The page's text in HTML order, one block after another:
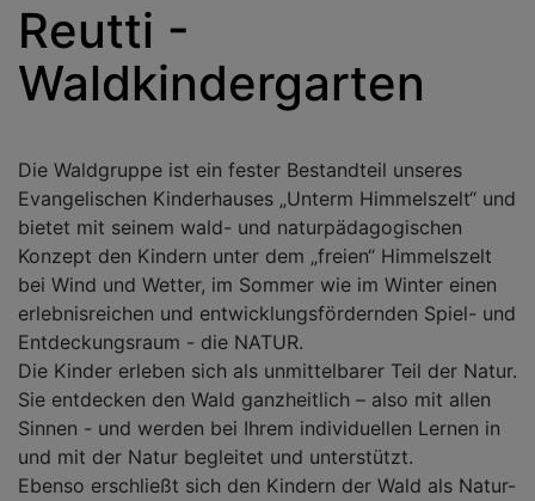
Reutti -
Waldkindergarten
Die Waldgruppe ist ein fester Bestandteil unseres
Evangelischen Kinderhauses „Unterm Himmelszelt“ und
bietet mit seinem wald- und naturpädagogischen
Konzept den Kindern unter dem „freien“ Himmelszelt
bei Wind und Wetter, im Sommer wie im Winter einen
erlebnisreichen und entwicklungsfördernden Spiel- und
Entdeckungsraum - die NATUR.
Die Kinder erleben sich als unmittelbarer Teil der Natur.
Sie entdecken den Wald ganzheitlich – also mit allen
Sinnen - und werden bei Ihrem individuellen Lernen in
und mit der Natur begleitet und unterstützt.
Ebenso erschließt sich den Kindern der Wald als Natur-